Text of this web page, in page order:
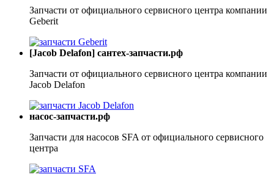
Запчасти от официального сервисного центра компании
Geberit
[Jacob Delafon] сантех-запчасти.рф
Запчасти от официального сервисного центра компании
Jacob Delafon
насос-запчасти.рф
Запчасти для насосов SFA от официального сервисного
центра